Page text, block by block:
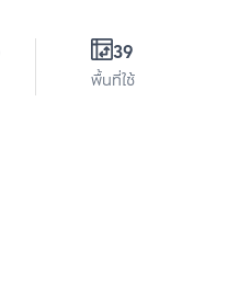
39.2 ตร.ม.
พื้นที่ใช้สอย